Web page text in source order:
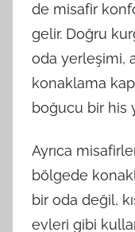
de misafir
gelir. Doğru
oda yerleşimi,
konaklama
boğucu bir his
Ayrıca
bölgede
bir oda değil,
evleri gibi